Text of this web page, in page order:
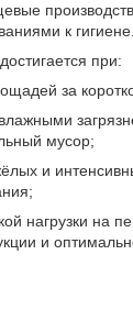
к гигиене.
при:
за
мусор;
и
нагрузки на
и